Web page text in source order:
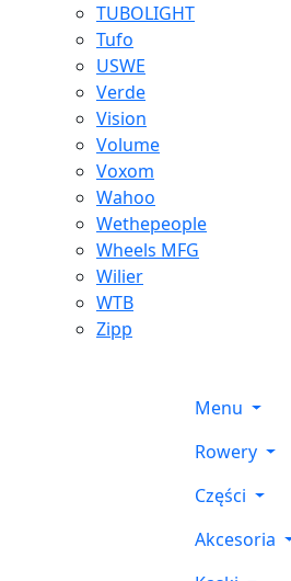
TUBOLIGHT
Tufo
USWE
Verde
Vision
Volume
Voxom
Wahoo
Wethepeople
Wheels MFG
Wilier
WTB
Zipp
Menu
Rowery
Części
Akcesoria